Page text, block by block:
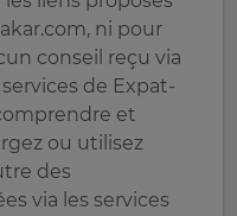
ni pour
conseil reçu via
de Expat-
et
ou utilisez
des
via les services